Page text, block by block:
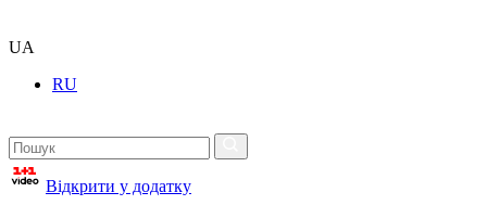
UA
RU
Відкрити у додатку